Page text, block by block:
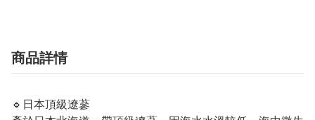
商品詳情
🔹日本頂級遼蔘